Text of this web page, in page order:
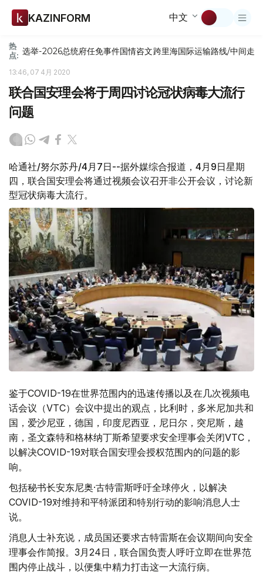
KAZINFORM 中文
热
点: 选举-2026总统府任免事件国情咨文跨里海国际运输路线/中间走廊
13:46, 07 4月 2020
联合国安理会将于周四讨论冠状病毒大流行
问题
哈通社/努尔苏丹/4月7日--据外媒综合报道，4月9日星期
四，联合国安理会将通过视频会议召开非公开会议，讨论新
型冠状病毒大流行。
鉴于COVID-19在世界范围内的迅速传播以及在几次视频电
话会议（VTC）会议中提出的观点，比利时，多米尼加共和
国，爱沙尼亚，德国，印度尼西亚，尼日尔，突尼斯，越
南，圣文森特和格林纳丁斯希望要求安全理事会关闭VTC，
以解决COVID-19对联合国安理会授权范围内的问题的影
响。
包括秘书长安东尼奥·古特雷斯呼吁全球停火，以解决
COVID-19对维持和平特派团和特别行动的影响消息人士
说。
消息人士补充说，成员国还要求古特雷斯在会议期间向安全
理事会作简报。3月24日，联合国负责人呼吁立即在世界范
围内停止战斗，以便集中精力打击这一大流行病。